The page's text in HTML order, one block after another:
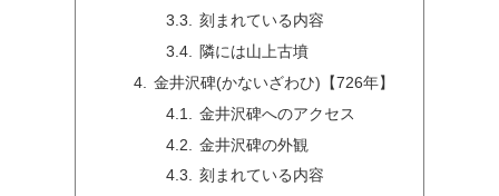
刻まれている内容
隣には山上古墳
金井沢碑(かないざわひ)【726年】
金井沢碑へのアクセス
金井沢碑の外観
刻まれている内容